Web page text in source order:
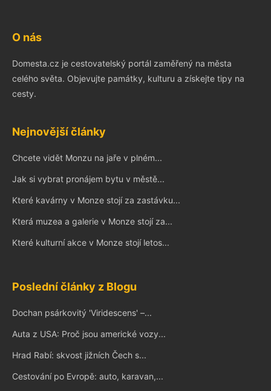
O nás
Domesta.cz je cestovatelský portál zaměřený na města
celého světa. Objevujte památky, kulturu a získejte tipy na
cesty.
Nejnovější články
Chcete vidět Monzu na jaře v plném...
Jak si vybrat pronájem bytu v městě...
Které kavárny v Monze stojí za zastávku...
Která muzea a galerie v Monze stojí za...
Které kulturní akce v Monze stojí letos...
Poslední články z Blogu
Dochan psárkovitý 'Viridescens' –...
Auta z USA: Proč jsou americké vozy...
Hrad Rabí: skvost jižních Čech s...
Cestování po Evropě: auto, karavan,...